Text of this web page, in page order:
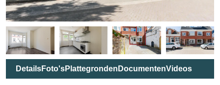
DetailsFoto'sPlattegronden DocumentenVideos